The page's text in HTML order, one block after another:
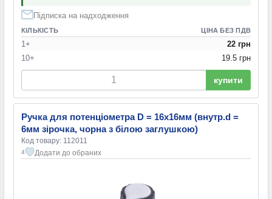
Підписка на надходження
КІЛЬКІСТЬ ЦІНА БЕЗ ПДВ
1+
22 грн
10+
19.5 грн
купити
Ручка для потенціометра D = 16x16мм (внутр.d =
6мм зірочка, чорна з білою заглушкою)
Код товару: 112011
4 Додати до обраних